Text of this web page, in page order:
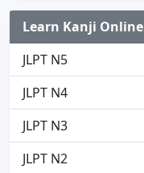
Learn Kanji Online
JLPT N5
JLPT N4
JLPT N3
JLPT N2